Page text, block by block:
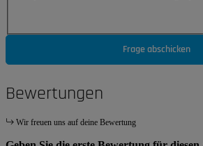
Frage abschicken
Bewertungen
Wir freuen uns auf deine Bewertung